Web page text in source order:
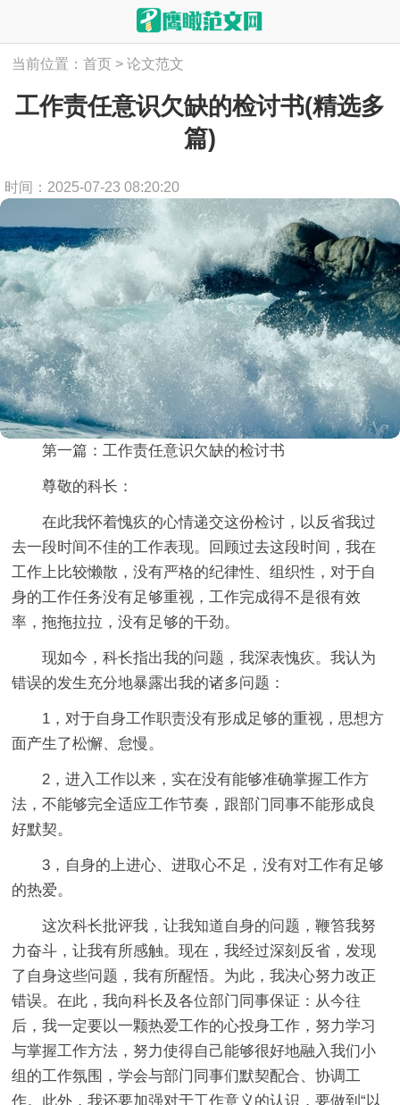
当前位置：首页 > 论文范文
工作责任意识欠缺的检讨书(精选多
篇)
时间：2025-07-23 08:20:20
第一篇：工作责任意识欠缺的检讨书
尊敬的科长：
在此我怀着愧疚的心情递交这份检讨，以反省我过
去一段时间不佳的工作表现。回顾过去这段时间，我在
工作上比较懒散，没有严格的纪律性、组织性，对于自
身的工作任务没有足够重视，工作完成得不是很有效
率，拖拖拉拉，没有足够的干劲。
现如今，科长指出我的问题，我深表愧疚。我认为
错误的发生充分地暴露出我的诸多问题：
1，对于自身工作职责没有形成足够的重视，思想方
面产生了松懈、怠慢。
2，进入工作以来，实在没有能够准确掌握工作方
法，不能够完全适应工作节奏，跟部门同事不能形成良
好默契。
3，自身的上进心、进取心不足，没有对工作有足够
的热爱。
这次科长批评我，让我知道自身的问题，鞭笞我努
力奋斗，让我有所感触。现在，我经过深刻反省，发现
了自身这些问题，我有所醒悟。为此，我决心努力改正
错误。在此，我向科长及各位部门同事保证：从今往
后，我一定要以一颗热爱工作的心投身工作，努力学习
与掌握工作方法，努力使得自己能够很好地融入我们小
组的工作氛围，学会与部门同事们默契配合、协调工
作。此外，我还要加强对于工作意义的认识，要做到“以